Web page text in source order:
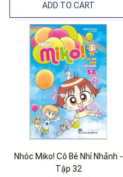
ADD TO CART
Nhóc Miko! Cô Bé Nhí Nhảnh -
Tập 32